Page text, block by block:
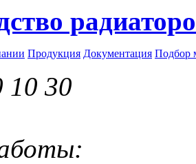
Продукция Документация Подбор
10 30